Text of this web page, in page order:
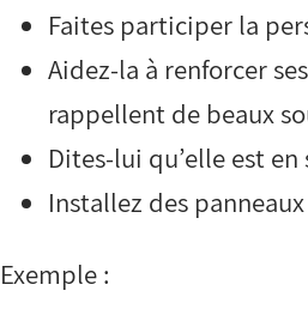
Faites participer la
Aidez-la à renforcer
rappellent de beaux
Dites-lui qu’elle est en
Installez des
Exemple :